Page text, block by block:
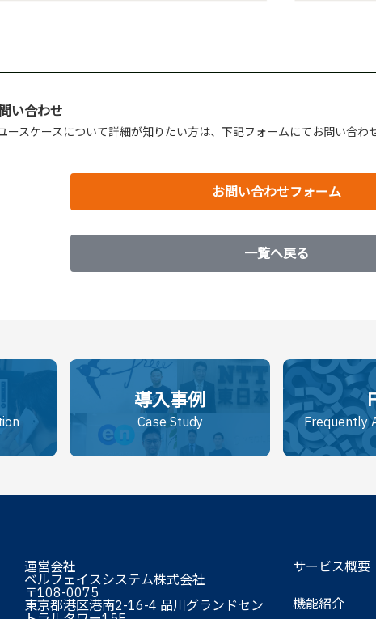
い合わせ
ースケースについて詳細が知りたい方は、下記フォームにてお問い合わ
お問い合わせフォーム
一覧へ戻る
導入事例
Case Study Frequently
運営会社
ベルフェイスシステム株式会社
〒108-0075
東京都港区港南2-16-4 品川グランドセン
サービス概要
機能紹介